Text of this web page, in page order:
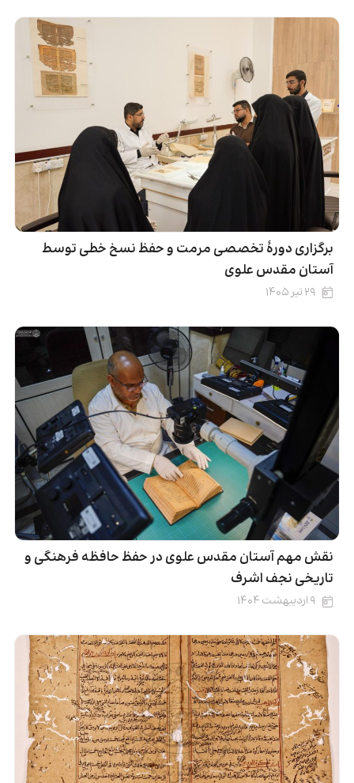
برگزاری دورۀ تخصصی مرمت و حفظ نسخ خطی توسط
آستان مقدس علوی
۲۹ تیر ۱۴۰۵
نقش‌ مهم آستان مقدس علوی در حفظ حافظه فرهنگی و
تاریخی نجف اشرف
۹ اردیبهشت ۱۴۰۴